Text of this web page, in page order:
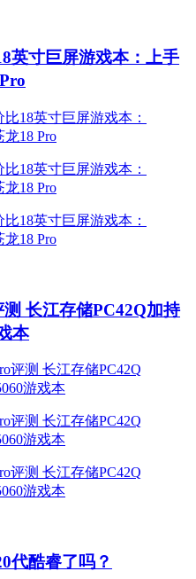
英寸巨屏游戏本：上手
长江存储PC42Q加持
本
代酷睿了吗？